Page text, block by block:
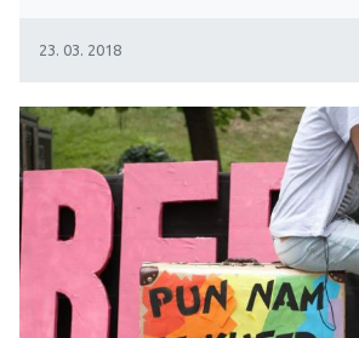
23. 03. 2018